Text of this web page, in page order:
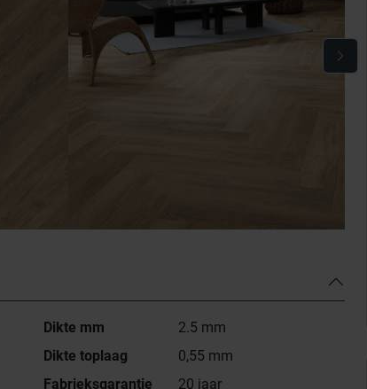
Dikte mm
2.5 mm
Dikte toplaag
0,55 mm
Fabrieksgarantie
20 jaar